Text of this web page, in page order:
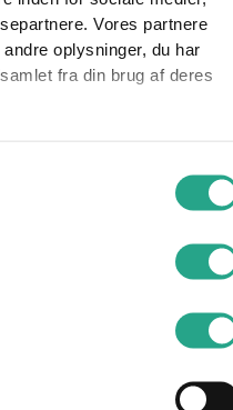
Vores partnere
oplysninger, du har
fra din brug af deres
meget mere.
bliver en blød fleece
på og dyb i dukkens ansigt.